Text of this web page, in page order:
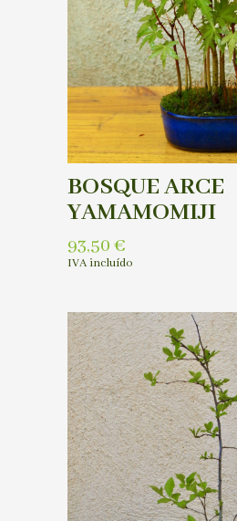
BOSQUE ARCE
YAMAMOMIJI
93,50 €
IVA incluído